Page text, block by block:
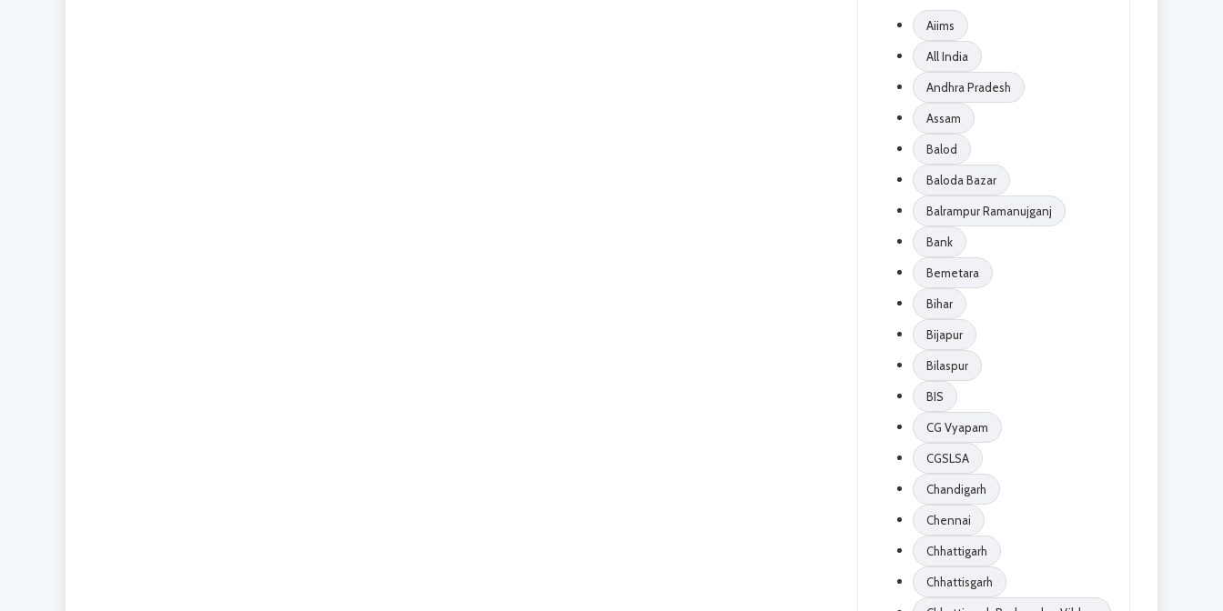
Aiims
All India
Andhra Pradesh
Assam
Balod
Baloda Bazar
Balrampur Ramanujganj
Bank
Bemetara
Bihar
Bijapur
Bilaspur
BIS
CG Vyapam
CGSLSA
Chandigarh
Chennai
Chhattigarh
Chhattisgarh